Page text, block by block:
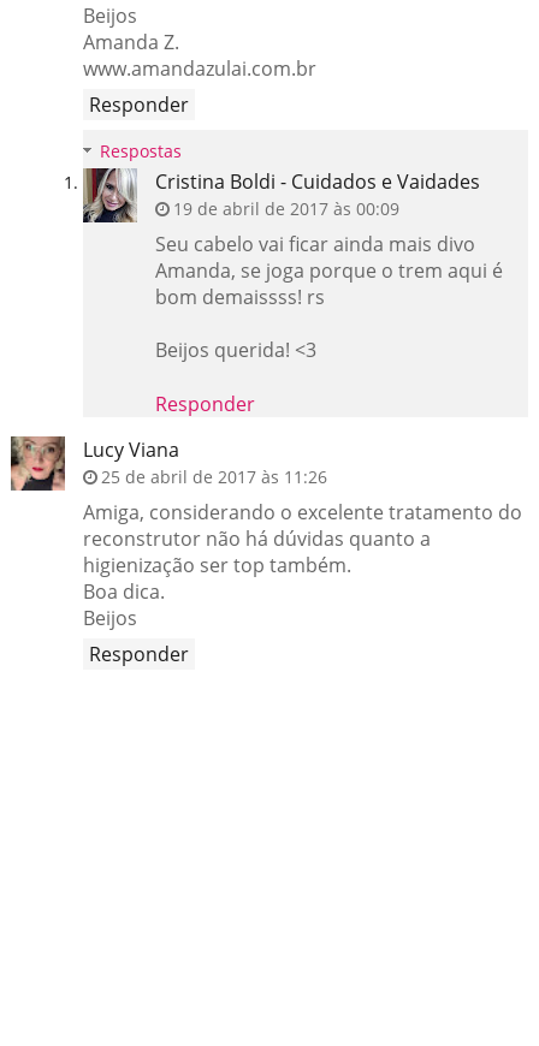
Beijos
Amanda Z.
www.amandazulai.com.br
Responder
Respostas
Cristina Boldi - Cuidados e Vaidades
19 de abril de 2017 às 00:09
Seu cabelo vai ficar ainda mais divo
Amanda, se joga porque o trem aqui é
bom demaissss! rs
Beijos querida! <3
Responder
Lucy Viana
25 de abril de 2017 às 11:26
Amiga, considerando o excelente tratamento do
reconstrutor não há dúvidas quanto a
higienização ser top também.
Boa dica.
Beijos
Responder